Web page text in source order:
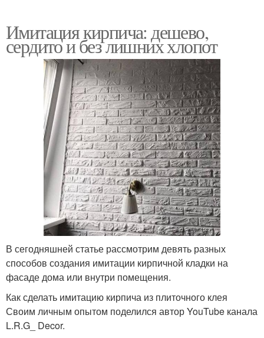
Имитация кирпича: дешево,
сердито и без лишних хлопот
В сегодняшней статье рассмотрим девять разных
способов создания имитации кирпичной кладки на
фасаде дома или внутри помещения.
Как сделать имитацию кирпича из плиточного клея
Своим личным опытом поделился автор YouTube канала
L.R.G_ Decor.